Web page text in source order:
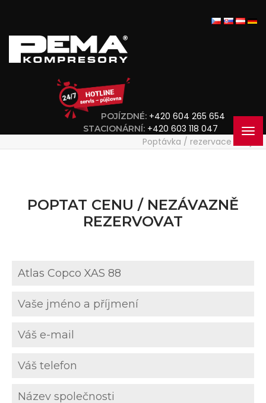
POJÍZDNÉ: +420 604 265 654
STACIONÁRNÍ: +420 603 118 047
Poptávka / rezervace stroje
POPTAT CENU / NEZÁVAZNĚ
REZERVOVAT